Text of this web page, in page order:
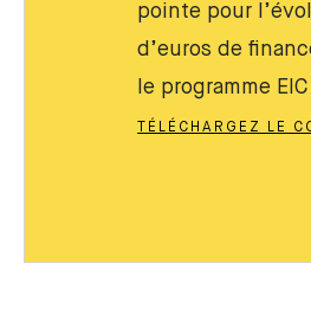
pointe pour
d’euros de
le programme
TÉLÉCHARGEZ LE